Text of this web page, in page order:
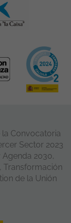
Convocatoria
Sector 2023
2030,
Transformación
de la Unión